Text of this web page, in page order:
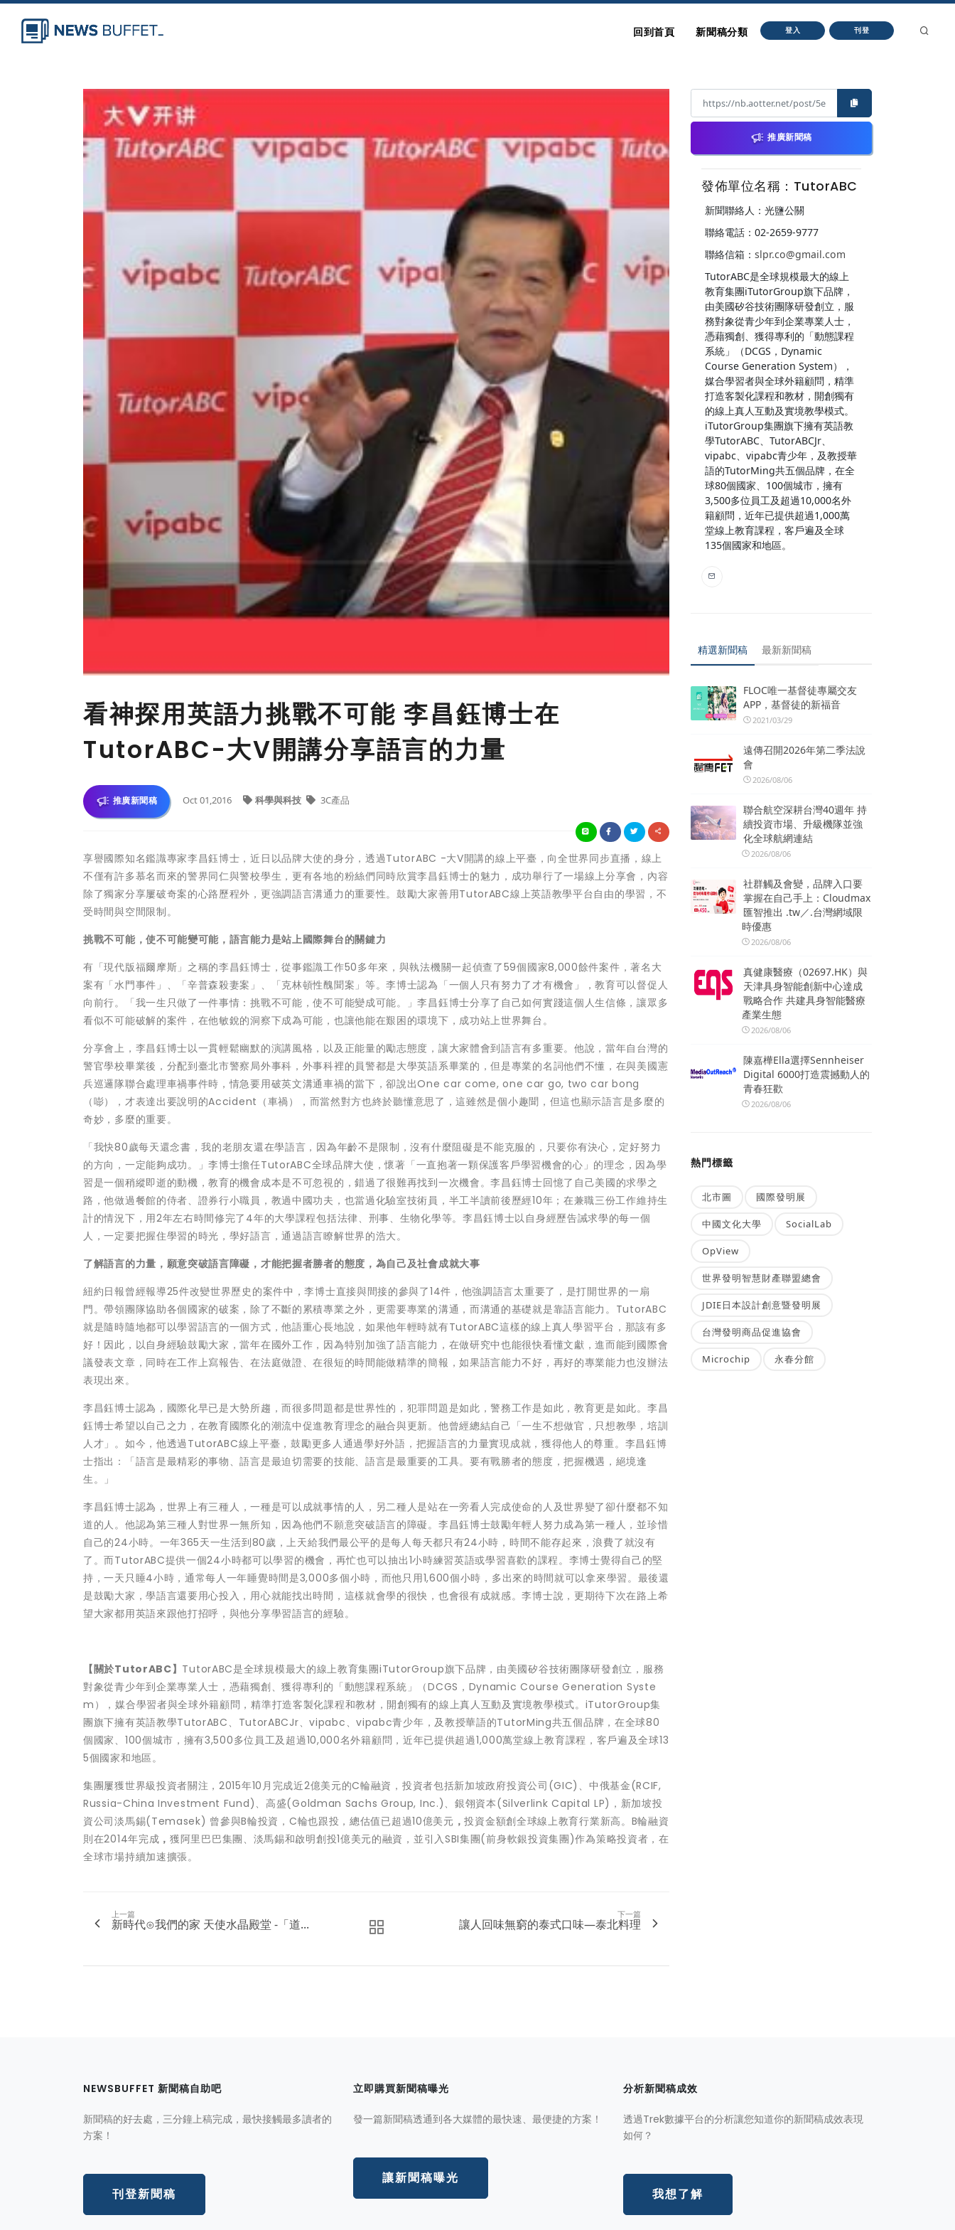
回到首頁 新聞稿分類 登入 刊登
看神探用英語力挑戰不可能 李昌鈺博士在
TutorABC-大V開講分享語言的力量
推廣新聞稿 Oct 01,2016 科學與科技 3C產品
享譽國際知名鑑識專家李昌鈺博士，近日以品牌大使的身分，透過TutorABC -大V開講的線上平臺，向全世界同步直播，線上
不僅有許多慕名而來的警界同仁與警校學生，更有各地的粉絲們同時欣賞李昌鈺博士的魅力，成功舉行了一場線上分享會，內容
除了獨家分享屢破奇案的心路歷程外，更強調語言溝通力的重要性。鼓勵大家善用TutorABC線上英語教學平台自由的學習，不
受時間與空間限制。
挑戰不可能，使不可能變可能，語言能力是站上國際舞台的關鍵力
有「現代版福爾摩斯」之稱的李昌鈺博士，從事鑑識工作50多年來，與執法機關一起偵查了59個國家8,000餘件案件，著名大
案有「水門事件」、「辛普森殺妻案」、「克林頓性醜聞案」等。李博士認為「一個人只有努力了才有機會」，教育可以督促人
向前行。「我一生只做了一件事情：挑戰不可能，使不可能變成可能。」李昌鈺博士分享了自己如何實踐這個人生信條，讓眾多
看似不可能破解的案件，在他敏銳的洞察下成為可能，也讓他能在艱困的環境下，成功站上世界舞台。
分享會上，李昌鈺博士以一貫輕鬆幽默的演講風格，以及正能量的勵志態度，讓大家體會到語言有多重要。他說，當年自台灣的
警官學校畢業後，分配到臺北市警察局外事科，外事科裡的員警都是大學英語系畢業的，但是專業的名詞他們不懂，在與美國憲
兵巡邏隊聯合處理車禍事件時，情急要用破英文溝通車禍的當下，卻說出One car come, one car go, two car bong
（嘭），才表達出要說明的Accident（車禍），而當然對方也終於聽懂意思了，這雖然是個小趣聞，但這也顯示語言是多麼的
奇妙，多麼的重要。
「我快80歲每天還念書，我的老朋友還在學語言，因為年齡不是限制，沒有什麼阻礙是不能克服的，只要你有決心，定好努力
的方向，一定能夠成功。」李博士擔任TutorABC全球品牌大使，懷著「一直抱著一顆保護客戶學習機會的心」的理念，因為學
習是一個稍縱即逝的動機，教育的機會成本是不可忽視的，錯過了很難再找到一次機會。李昌鈺博士回憶了自己美國的求學之
路，他做過餐館的侍者、證券行小職員，教過中國功夫，也當過化驗室技術員，半工半讀前後歷經10年；在兼職三份工作維持生
計的情況下，用2年左右時間修完了4年的大學課程包括法律、刑事、生物化學等。李昌鈺博士以自身經歷告誡求學的每一個
人，一定要把握住學習的時光，學好語言，通過語言瞭解世界的浩大。
了解語言的力量，願意突破語言障礙，才能把握者勝者的態度，為自己及社會成就大事
紐約日報曾經報導25件改變世界歷史的案件中，李博士直接與間接的參與了14件，他強調語言太重要了，是打開世界的一扇
門。帶領團隊協助各個國家的破案，除了不斷的累積專業之外，更需要專業的溝通，而溝通的基礎就是靠語言能力。TutorABC
就是隨時隨地都可以學習語言的一個方式，他語重心長地說，如果他年輕時就有TutorABC這樣的線上真人學習平台，那該有多
好！因此，以自身經驗鼓勵大家，當年在國外工作，因為特別加強了語言能力，在做研究中也能很快看懂文獻，進而能到國際會
議發表文章，同時在工作上寫報告、在法庭做證、在很短的時間能做精準的簡報，如果語言能力不好，再好的專業能力也沒辦法
表現出來。
李昌鈺博士認為，國際化早已是大勢所趨，而很多問題都是世界性的，犯罪問題是如此，警務工作是如此，教育更是如此。李昌
鈺博士希望以自己之力，在教育國際化的潮流中促進教育理念的融合與更新。他曾經總結自己「一生不想做官，只想教學，培訓
人才」。如今，他透過TutorABC線上平臺，鼓勵更多人通過學好外語，把握語言的力量實現成就，獲得他人的尊重。李昌鈺博
士指出：「語言是最精彩的事物、語言是最迫切需要的技能、語言是最重要的工具。要有戰勝者的態度，把握機遇，絕境逢
生。」
李昌鈺博士認為，世界上有三種人，一種是可以成就事情的人，另二種人是站在一旁看人完成使命的人及世界變了卻什麼都不知
道的人。他認為第三種人對世界一無所知，因為他們不願意突破語言的障礙。李昌鈺博士鼓勵年輕人努力成為第一種人，並珍惜
自己的24小時。一年365天一生活到80歲，上天給我們最公平的是每人每天都只有24小時，時間不能存起來，浪費了就沒有
了。而TutorABC提供一個24小時都可以學習的機會，再忙也可以抽出1小時練習英語或學習喜歡的課程。李博士覺得自己的堅
持，一天只睡4小時，通常每人一年睡覺時間是3,000多個小時，而他只用1,600個小時，多出來的時間就可以拿來學習。最後還
是鼓勵大家，學語言還要用心投入，用心就能找出時間，這樣就會學的很快，也會很有成就感。李博士說，更期待下次在路上希
望大家都用英語來跟他打招呼，與他分享學習語言的經驗。
【關於TutorABC】 TutorABC是全球規模最大的線上教育集團iTutorGroup旗下品牌，由美國矽谷技術團隊研發創立，服務
對象從青少年到企業專業人士，憑藉獨創、獲得專利的「動態課程系統」（DCGS，Dynamic Course Generation Syste
m），媒合學習者與全球外籍顧問，精準打造客製化課程和教材，開創獨有的線上真人互動及實境教學模式。iTutorGroup集
團旗下擁有英語教學TutorABC、TutorABCJr、vipabc、vipabc青少年，及教授華語的TutorMing共五個品牌，在全球80
個國家、100個城市，擁有3,500多位員工及超過10,000名外籍顧問，近年已提供超過1,000萬堂線上教育課程，客戶遍及全球13
5個國家和地區。
集團屢獲世界級投資者關注，2015年10月完成近2億美元的C輪融資，投資者包括新加坡政府投資公司(GIC)、中俄基金(RCIF,
Russia-China Investment Fund)、高盛(Goldman Sachs Group, Inc.)、銀翎資本(Silverlink Capital LP)， 新加坡投
資公司淡馬錫(Temasek) 曾參與B輪投資，C輪也跟投，總估值已超過10億美元 ，投資金額創全球線上教育行業新高。B輪融資
則在2014年完成 ，獲阿里巴巴集團、淡馬錫和啟明創投1億美元的融資，並引入SBI集團(前身軟銀投資集團)作為策略投資者，在
全球市場持續加速擴張。
上一篇
新時代⊙我們的家 天使水晶殿堂 -「道...
下一篇
​讓人回味無窮的泰式口味—泰北料理
推廣新聞稿
發佈單位名稱：TutorABC
新聞聯絡人：光鹽公關
聯絡電話：02-2659-9777
聯絡信箱： slpr.co@gmail.com
TutorABC是全球規模最大的線上
教育集團iTutorGroup旗下品牌，
由美國矽谷技術團隊研發創立，服
務對象從青少年到企業專業人士，
憑藉獨創、獲得專利的「動態課程
系統」（DCGS，Dynamic
Course Generation System），
媒合學習者與全球外籍顧問，精準
打造客製化課程和教材，開創獨有
的線上真人互動及實境教學模式。
iTutorGroup集團旗下擁有英語教
學TutorABC、TutorABCJr、
vipabc、vipabc青少年，及教授華
語的TutorMing共五個品牌，在全
球80個國家、100個城市，擁有
3,500多位員工及超過10,000名外
籍顧問，近年已提供超過1,000萬
堂線上教育課程，客戶遍及全球
135個國家和地區。
精選新聞稿 最新新聞稿
FLOC唯一基督徒專屬交友
APP，基督徒的新福音
2021/03/29
遠傳召開2026年第二季法說
會
2026/08/06
聯合航空深耕台灣40週年 持
續投資市場、升級機隊並強
化全球航網連結
2026/08/06
社群觸及會變，品牌入口要
掌握在自己手上：Cloudmax
匯智推出 .tw／.台灣網域限
時優惠
2026/08/06
真健康醫療（02697.HK）與
天津具身智能創新中心達成
戰略合作 共建具身智能醫療
產業生態
2026/08/06
陳嘉樺Ella選擇Sennheiser
Digital 6000打造震撼動人的
青春狂歡
2026/08/06
熱門標籤
北市圖 國際發明展
中國文化大學 SocialLab
OpView
世界發明智慧財產聯盟總會
JDIE日本設計創意暨發明展
台灣發明商品促進協會
Microchip 永春分館
NEWSBUFFET 新聞稿自助吧
新聞稿的好去處，三分鐘上稿完成，最快接觸最多讀者的
方案！
刊登新聞稿
立即購買新聞稿曝光
發一篇新聞稿透通到各大媒體的最快速、最便捷的方案！
讓新聞稿曝光
分析新聞稿成效
透過Trek數據平台的分析讓您知道你的新聞稿成效表現
如何？
我想了解